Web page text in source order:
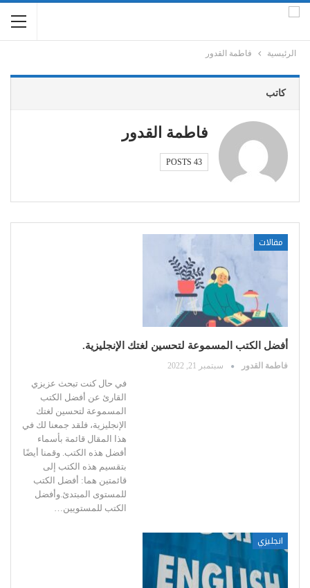
الرئيسية فاطمة القدور
كاتب
فاطمة القدور
43 POSTS
مقالات
أفضل الكتب المسموعة لتحسين لغتك الإنجليزية.
فاطمة القدور سبتمبر 21, 2022
في حال كنت تبحث عزيزي
القارئ عن أفضل الكتب
المسموعة لتحسين لغتك
الإنجليزية، فلقد جمعنا لك في
هذا المقال قائمة بأسماء
أفضل هذه الكتب. وقمنا أيضًا
بتقسيم هذه الكتب إلى
قائمتين هما: أفضل الكتب
للمستوى المبتدئ.وأفضل
الكتب للمستويين…
انجليزي